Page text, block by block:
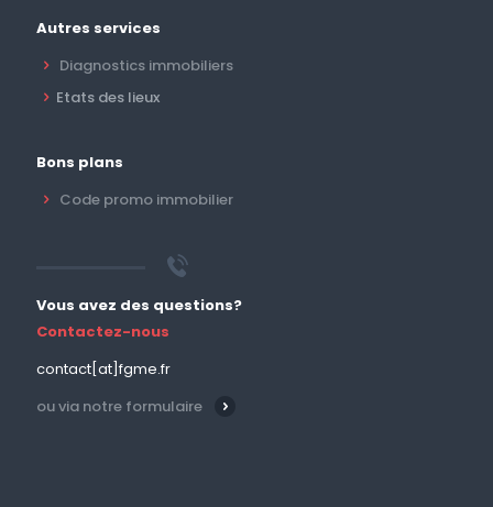
Autres services
Diagnostics immobiliers
Etats des lieux
Bons plans
Code promo immobilier
Vous avez des questions?
Contactez-nous
contact[at]fgme.fr
ou via notre formulaire